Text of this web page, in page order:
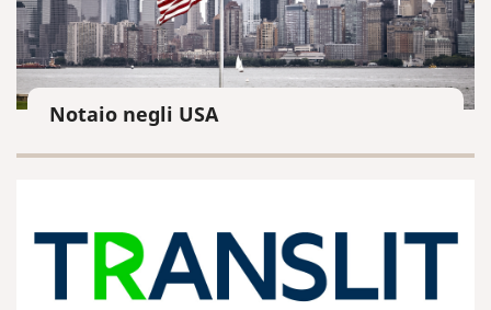
Notaio negli USA